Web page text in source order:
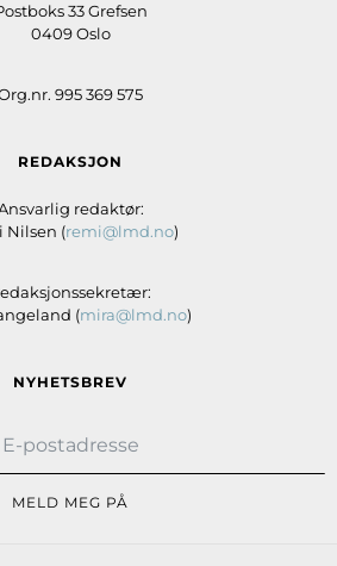
33 Grefsen
0409 Oslo
995 369 575
REDAKSJON
redaktør:
Nilsen (remi@lmd.no)
(mira@lmd.no)
NYHETSBREV
MELD MEG PÅ